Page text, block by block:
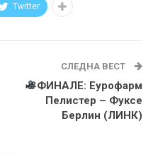
Twitter
СЛЕДНА ВЕСТ
ФИНАЛЕ: Еурофарм
Пелистер – Фуксе
Берлин (ЛИНК)